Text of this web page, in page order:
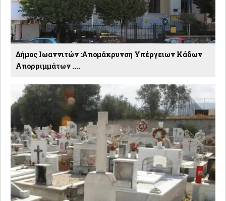
Δήμος Ιωαννιτών :Απομάκρυνση Υπέργειων Κάδων
Απορριμμάτων ....